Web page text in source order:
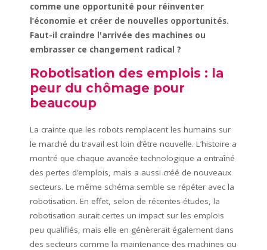
comme une opportunité pour réinventer
l’économie et créer de nouvelles opportunités.
Faut-il craindre l'arrivée des machines ou
embrasser ce changement radical ?
Robotisation des emplois : la
peur du chômage pour
beaucoup
La crainte que les robots remplacent les humains sur
le marché du travail est loin d’être nouvelle. L’histoire a
montré que chaque avancée technologique a entraîné
des pertes d’emplois, mais a aussi créé de nouveaux
secteurs. Le même schéma semble se répéter avec la
robotisation. En effet, selon de récentes études, la
robotisation aurait certes un impact sur les emplois
peu qualifiés, mais elle en génèrerait également dans
des secteurs comme la maintenance des machines ou